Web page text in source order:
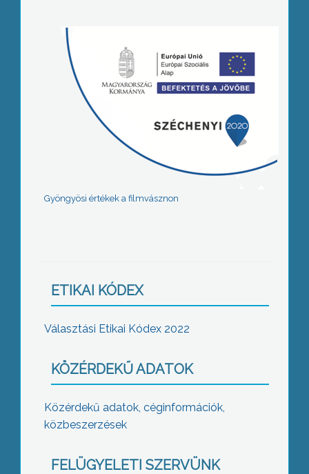
Gyöngyösi értékek a filmvásznon
ETIKAI KÓDEX
Választási Etikai Kódex 2022
KÖZÉRDEKŰ ADATOK
Közérdekű adatok, céginformációk,
közbeszerzések
FELÜGYELETI SZERVÜNK